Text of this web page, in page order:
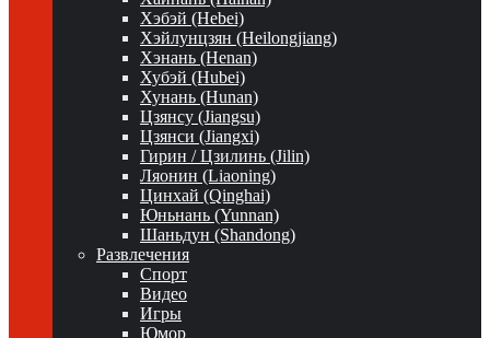
Хэбэй (Hebei)
Хэйлунцзян (Heilongjiang)
Хэнань (Henan)
Хубэй (Hubei)
Хунань (Hunan)
Цзянсу (Jiangsu)
Цзянси (Jiangxi)
Гирин / Цзилинь (Jilin)
Ляонин (Liaoning)
Цинхай (Qinghai)
Юньнань (Yunnan)
Шаньдун (Shandong)
Развлечения
Спорт
Видео
Игры
Юмор